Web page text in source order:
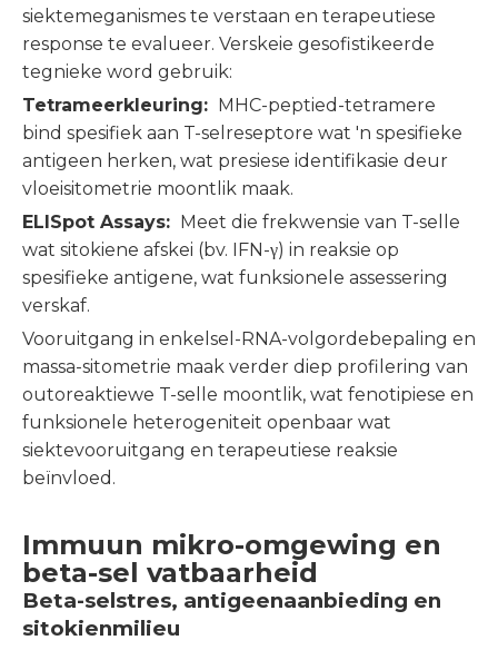
siektemeganismes te verstaan ​​en terapeutiese
response te evalueer. Verskeie gesofistikeerde
tegnieke word gebruik:
Tetrameerkleuring: MHC-peptied-tetramere
bind spesifiek aan T-selreseptore wat 'n spesifieke
antigeen herken, wat presiese identifikasie deur
vloeisitometrie moontlik maak.
ELISpot Assays: Meet die frekwensie van T-selle
wat sitokiene afskei (bv. IFN-γ) in reaksie op
spesifieke antigene, wat funksionele assessering
verskaf.
Vooruitgang in enkelsel-RNA-volgordebepaling en
massa-sitometrie maak verder diep profilering van
outoreaktiewe T-selle moontlik, wat fenotipiese en
funksionele heterogeniteit openbaar wat
siektevooruitgang en terapeutiese reaksie
beïnvloed.
Immuun mikro-omgewing en
beta-sel vatbaarheid
Beta-selstres, antigeenaanbieding en
sitokienmilieu